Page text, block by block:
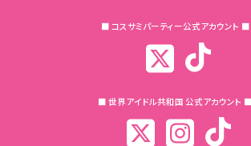
■ コスサミパーティー公式アカウント ■
■ 世界アイドル共和国 公式アカウント ■